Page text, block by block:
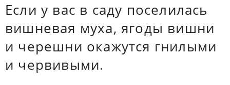
Если у вас в саду поселилась
вишневая муха, ягоды вишни
и черешни окажутся гнилыми
и червивыми.